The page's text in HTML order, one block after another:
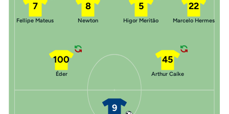
22
Marcelo Hermes
5
Higor Meritão
8
Newton
7
Fellipe Mateus
45
Arthur Caíke
100
Éder
9